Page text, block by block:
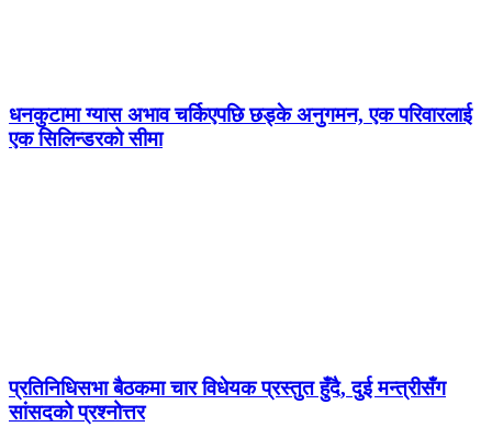
धनकुटामा ग्यास अभाव चर्किएपछि छड्के अनुगमन, एक परिवारलाई
एक सिलिन्डरको सीमा
प्रतिनिधिसभा बैठकमा चार विधेयक प्रस्तुत हुँदै, दुई मन्त्रीसँग
सांसदको प्रश्नोत्तर